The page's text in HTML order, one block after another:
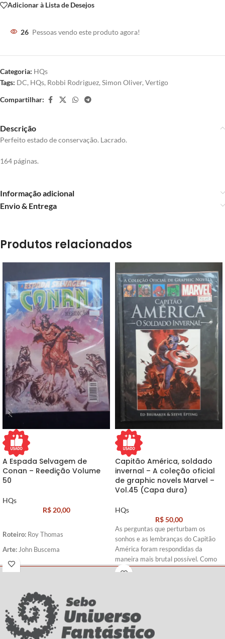
Adicionar à Lista de Desejos
26 Pessoas vendo este produto agora!
Categoria: HQs
Tags: DC, HQs, Robbi Rodriguez, Simon Oliver, Vertigo
Compartilhar:
Descrição
Perfeito estado de conservação. Lacrado.
164 páginas.
Informação adicional
Envio & Entrega
Produtos relacionados
A Espada Selvagem de
Conan – Reedição Volume
50
HQs
R$20,00
Roteiro: Roy Thomas
Arte: John Buscema
Capitão América, soldado
invernal – A coleção oficial
de graphic novels Marvel –
Vol.45 (Capa dura)
HQs
R$50,00
As perguntas que perturbam os
sonhos e as lembranças do Capitão
América foram respondidas da
maneira mais brutal possível. Como
se não bastasse, no auge dos
jamais poderão ser curadas.
Roteiro:Ed Brubaker